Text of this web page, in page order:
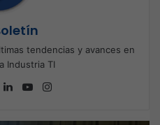
tendencias y avances en
Industria TI
X LinkedInYouTube